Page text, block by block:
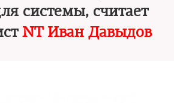
системы, считает
NT Иван Давыдов